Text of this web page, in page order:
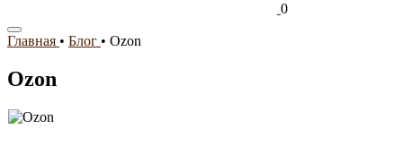
0
Главная • Блог • Ozon
Ozon